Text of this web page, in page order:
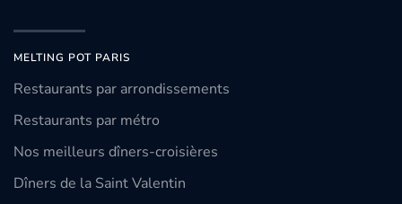
MELTING POT PARIS
Restaurants par arrondissements
Restaurants par métro
Nos meilleurs dîners-croisières
Dîners de la Saint Valentin